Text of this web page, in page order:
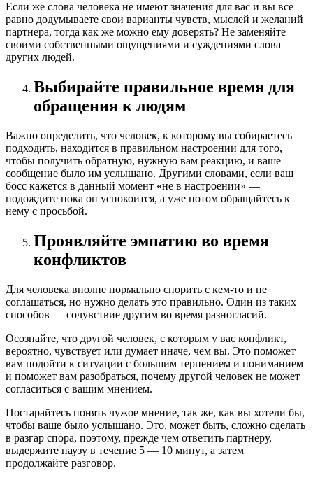
Если же слова человека не имеют значения для вас и вы все
равно додумываете свои варианты чувств, мыслей и желаний
партнера, тогда как же можно ему доверять? Не заменяйте
своими собственными ощущениями и суждениями слова
других людей.
Выбирайте правильное время для
обращения к людям
Важно определить, что человек, к которому вы собираетесь
подходить, находится в правильном настроении для того,
чтобы получить обратную, нужную вам реакцию, и ваше
сообщение было им услышано. Другими словами, если ваш
босс кажется в данный момент «не в настроении» —
подождите пока он успокоится, а уже потом обращайтесь к
нему с просьбой.
Проявляйте эмпатию во время
конфликтов
Для человека вполне нормально спорить с кем-то и не
соглашаться, но нужно делать это правильно. Один из таких
способов — сочувствие другим во время разногласий.
Осознайте, что другой человек, с которым у вас конфликт,
вероятно, чувствует или думает иначе, чем вы. Это поможет
вам подойти к ситуации с большим терпением и пониманием
и поможет вам разобраться, почему другой человек не может
согласиться с вашим мнением.
Постарайтесь понять чужое мнение, так же, как вы хотели бы,
чтобы ваше было услышано. Это, может быть, сложно сделать
в разгар спора, поэтому, прежде чем ответить партнеру,
выдержите паузу в течение 5 — 10 минут, а затем
продолжайте разговор.